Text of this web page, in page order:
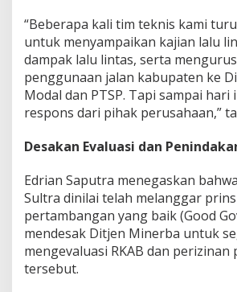
“Beberapa kali tim teknis kami
untuk menyampaikan kajian lalu
dampak lalu lintas, serta
penggunaan jalan kabupaten ke
Modal dan PTSP. Tapi sampai hari
respons dari pihak perusahaan,”
Desakan Evaluasi dan
Edrian Saputra menegaskan
Sultra dinilai telah melanggar
pertambangan yang baik (Good
mendesak Ditjen Minerba untuk
mengevaluasi RKAB dan perizinan
tersebut.